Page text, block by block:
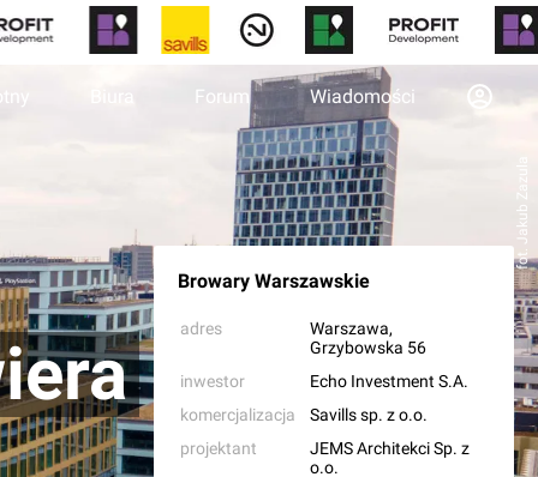
Forum Wiadomości
fot. Jakub Zazula
Browary Warszawskie
adres Warszawa,
Grzybowska 56
inwestor
Echo Investment S.A.
komercjalizacja
Savills sp. z o.o.
projektant
JEMS Architekci Sp. z
o.o.